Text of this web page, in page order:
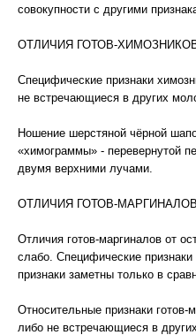
совокупности с другими
ОТЛИЧИЯ ГОТОВ-
Специфические признаки
не встречающиеся в других
Ношение шерстяной чёрной
«химограммы» - перевернутой
двумя верхними лучами.
ОТЛИЧИЯ ГОТОВ-
Отличия готов-маргиналов от
слабо. Специфические
признаки заметны только в
Относительные признаки
либо не встречающиеся в